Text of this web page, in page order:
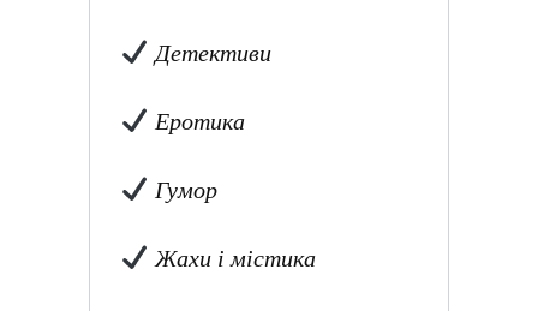
Детективи
Еротика
Гумор
Жахи і містика